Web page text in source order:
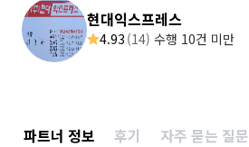
현대익스프레스
4.93 (14) 수행 10건 미만
파트너 정보 후기 자주 묻는 질문